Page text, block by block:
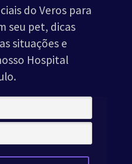
do Veros para
seu pet, dicas
situações e
Hospital